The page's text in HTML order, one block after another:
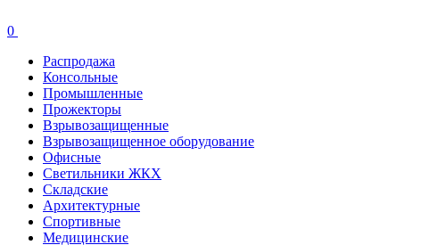
0
Распродажа
Консольные
Промышленные
Прожекторы
Взрывозащищенные
Взрывозащищенное оборудование
Офисные
Cветильники ЖКХ
Складские
Архитектурные
Спортивные
Медицинские